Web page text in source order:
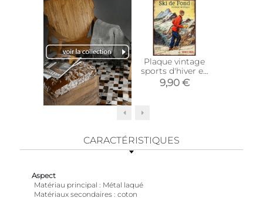
Plaque vintage
sports d'hiver en
métal 25 x 33 cm
(Ski de fond)
9,90 €
CARACTÉRISTIQUES
Aspect
Matériau principal
Métal laqué
Matériaux secondaires coton